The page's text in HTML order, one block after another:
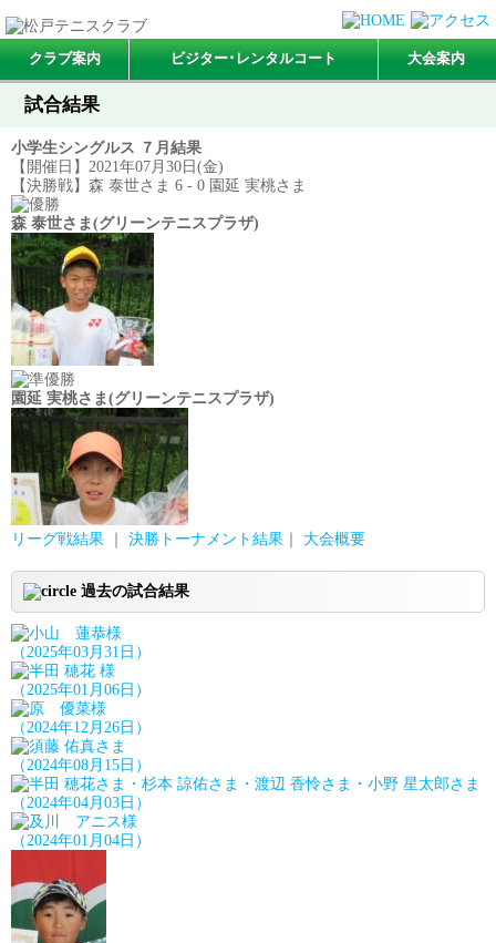
クラブ案内 ビジター･レンタルコート 大会案内
試合結果
小学生シングルス ７月結果
【開催日】2021年07月30日(金)
【決勝戦】森 泰世さま 6 - 0 園延 実桃さま
森 泰世さま(グリーンテニスプラザ)
園延 実桃さま(グリーンテニスプラザ)
リーグ戦結果 決勝トーナメント結果 大会概要
過去の試合結果
（2025年03月31日）
（2025年01月06日）
（2024年12月26日）
（2024年08月15日）
（2024年04月03日）
（2024年01月04日）